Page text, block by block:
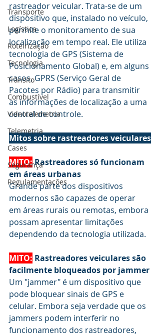
Transporte
Logística
Roteirização
Tecnologia
Trânsito
Combustível
Videotelemetria
Telemetria
Cases
Segurança
Regulamentações
rastreador veicular. Trata-se de um
dispositivo que, instalado no veículo,
permite o monitoramento de sua
localização em tempo real. Ele utiliza
tecnologia de GPS (Sistema de
Posicionamento Global) e, em alguns
casos, GPRS (Serviço Geral de
Pacotes por Rádio) para transmitir
as informações de localização a uma
central de controle.
Mitos sobre rastreadores veiculares
MITO: Rastreadores só funcionam
em áreas urbanas
Grande parte dos dispositivos
modernos são capazes de operar
em áreas rurais ou remotas, embora
possam apresentar limitações
dependendo da tecnologia utilizada.
MITO: Rastreadores veiculares são
facilmente bloqueados por jammer
Um "jammer" é um dispositivo que
pode bloquear sinais de GPS e
celular. Embora seja verdade que os
jammers podem interferir no
funcionamento dos rastreadores,